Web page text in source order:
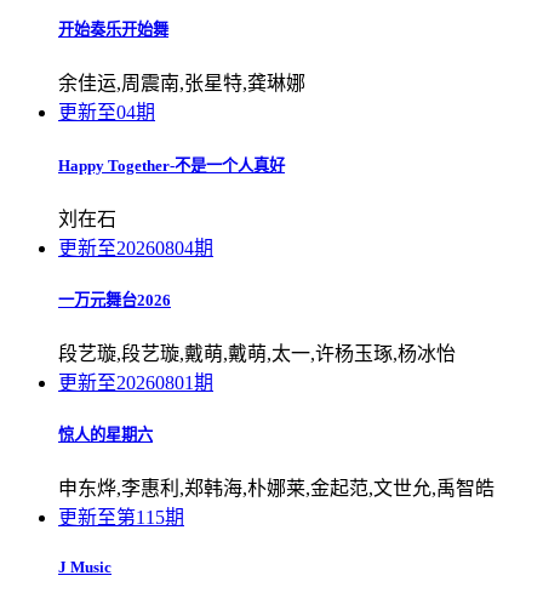
开始奏乐开始舞
余佳运,周震南,张星特,龚琳娜
更新至04期
Happy Together-不是一个人真好
刘在石
更新至20260804期
一万元舞台2026
段艺璇,段艺璇,戴萌,戴萌,太一,许杨玉琢,杨冰怡
更新至20260801期
惊人的星期六
申东烨,李惠利,郑韩海,朴娜莱,金起范,文世允,禹智皓
更新至第115期
J Music